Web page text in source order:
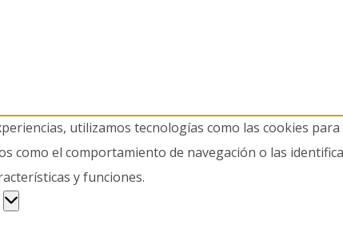
utilizamos tecnologías como las cookies
como el comportamiento de navegación o las
y funciones.